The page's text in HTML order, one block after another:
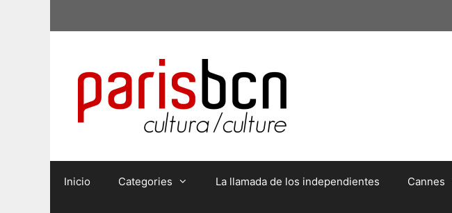
Inicio Categories La llamada de los independientes Cannes